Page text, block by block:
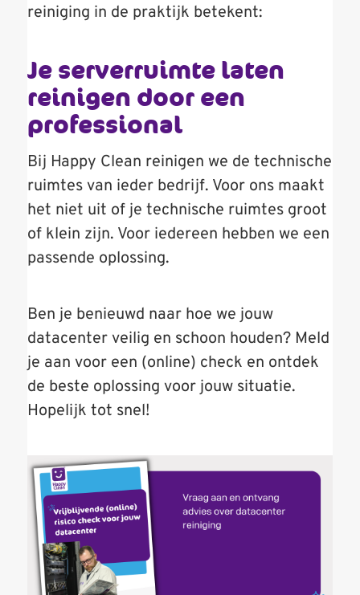
reiniging in de praktijk betekent:
Je serverruimte laten
reinigen door een
professional
Bij Happy Clean reinigen we de technische
ruimtes van ieder bedrijf. Voor ons maakt
het niet uit of je technische ruimtes groot
of klein zijn. Voor iedereen hebben we een
passende oplossing.
Ben je benieuwd naar hoe we jouw
datacenter veilig en schoon houden? Meld
je aan voor een (online) check en ontdek
de beste oplossing voor jouw situatie.
Hopelijk tot snel!